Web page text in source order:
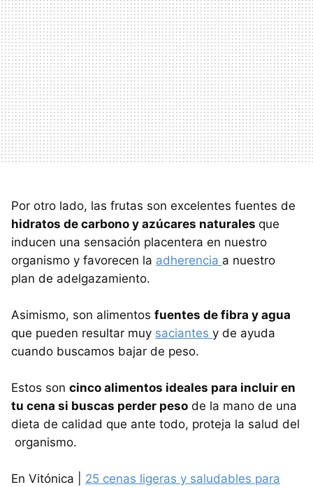
Por otro lado, las frutas son excelentes fuentes de
hidratos de carbono y azúcares naturales que
inducen una sensación placentera en nuestro
organismo y favorecen la adherencia a nuestro
plan de adelgazamiento.
Asimismo, son alimentos fuentes de fibra y agua
que pueden resultar muy saciantes y de ayuda
cuando buscamos bajar de peso.
Estos son cinco alimentos ideales para incluir en
tu cena si buscas perder peso de la mano de una
dieta de calidad que ante todo, proteja la salud del
organismo.
En Vitónica | 25 cenas ligeras y saludables para